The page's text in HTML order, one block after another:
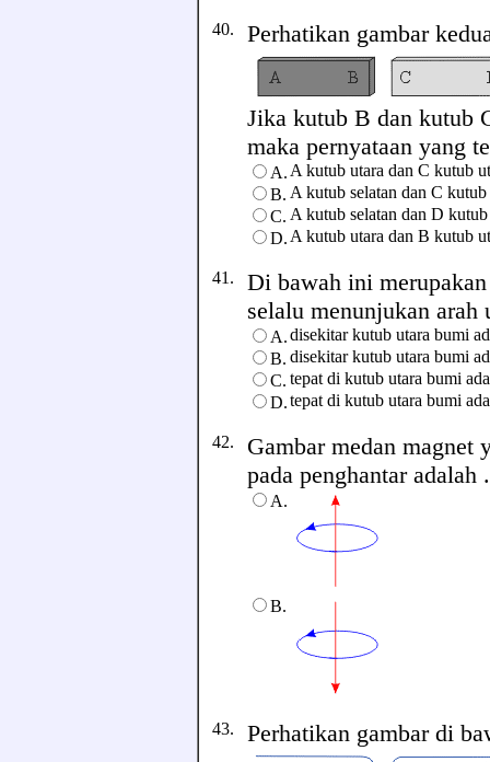
40. Perhatikan gambar
Jika kutub B dan kutub
maka pernyataan yang
A. A kutub utara dan C kutub
B. A kutub selatan dan C kutub
C. A kutub selatan dan D kutub
D. A kutub utara dan B kutub
41. Di bawah ini
selalu menunjukan
A.disekitar kutub utara bumi
B. disekitar kutub utara bumi
C. tepat di kutub utara bumi
D.tepat di kutub utara bumi
42. Gambar medan magnet
pada penghantar adalah
A.
B.
43. Perhatikan gambar di